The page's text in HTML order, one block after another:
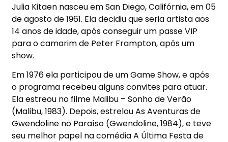
Julia Kitaen nasceu em San Diego, Califórnia, em 05
de agosto de 1961. Ela decidiu que seria artista aos
14 anos de idade, após conseguir um passe VIP
para o camarim de Peter Frampton, após um
show.
Em 1976 ela participou de um Game Show, e após
o programa recebeu alguns convites para atuar.
Ela estreou no filme Malibu – Sonho de Verão
(Malibu, 1983). Depois, estrelou As Aventuras de
Gwendoline no Paraíso (Gwendoline, 1984), e teve
seu melhor papel na comédia A Última Festa de